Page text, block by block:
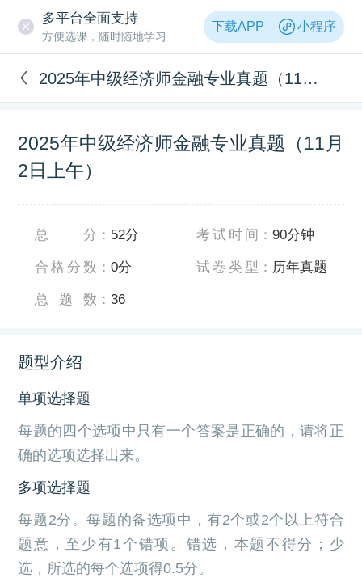
多平台全面支持
方便选课，随时随地学习
下载APP 小程序
2025年中级经济师金融专业真题（11月2日上午）
2025年中级经济师金融专业真题（11月
2日上午）
总分 ： 52分
合格分数 ：0分
总题数 ：36
考试时间 ：90分钟
试卷类型 ： 历年真题
题型介绍
单项选择题
每题的四个选项中只有一个答案是正确的，请将正
确的选项选择出来。
多项选择题
每题2分。每题的备选项中，有2个或2个以上符合
题意，至少有1个错项。错选，本题不得分；少
选，所选的每个选项得0.5分。